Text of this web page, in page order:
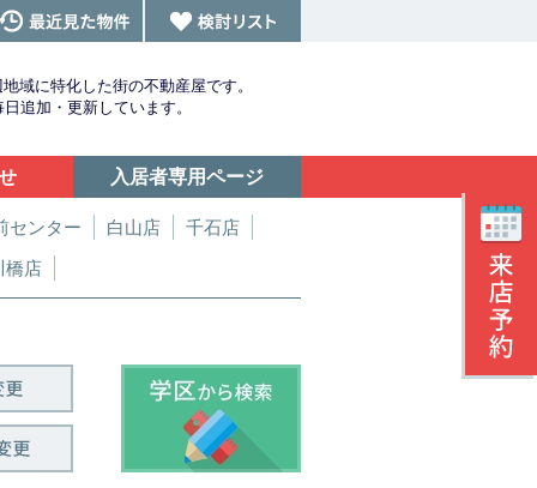
域に特化した街の不動産屋です。
追加・更新しています。
入居者専用ページ
センター 白山店
千石店
橋店